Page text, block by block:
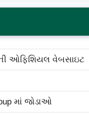
ઓફિશિયલ વેબસાઇટ
માં જોડાઓ